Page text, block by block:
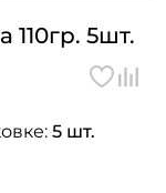
5шт.
5 шт.